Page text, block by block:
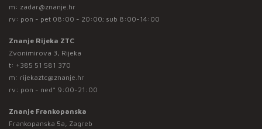
m: zadar@znanje.hr
rv: pon - pet 08:00 - 20:00; sub 8:00-14:00
Znanje Rijeka ZTC
Zvonimirova 3, Rijeka
t: +385 51 581 370
m: rijekaztc@znanje.hr
rv: pon - ned* 9:00-21:00
Znanje Frankopanska
Frankopanska 5a, Zagreb